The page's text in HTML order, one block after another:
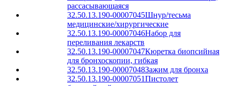
рассасывающаяся
32.50.13.190-00007045Шнур/тесьма
медицинские/хирургические
32.50.13.190-00007046Набор для
переливания лекарств
32.50.13.190-00007047Кюретка биопсийная
для бронхоскопии, гибкая
32.50.13.190-00007048Зажим для бронха
32.50.13.190-00007051Пистолет